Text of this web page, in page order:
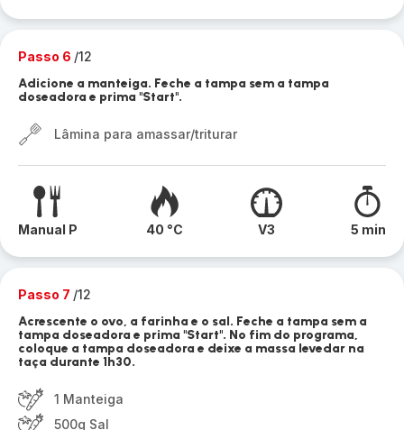
Passo 6 /12
Adicione a manteiga. Feche a tampa sem a tampa
doseadora e prima "Start".
Lâmina para amassar/triturar
Manual P 40 °C V3 5 min
Passo 7 /12
Acrescente o ovo, a farinha e o sal. Feche a tampa sem a
tampa doseadora e prima "Start". No fim do programa,
coloque a tampa doseadora e deixe a massa levedar na
taça durante 1h30.
1 Manteiga
500g Sal